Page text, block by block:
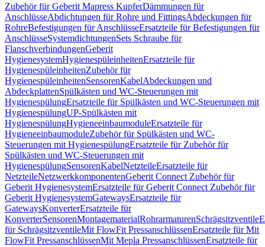
Zubehör für Geberit Mapress KupferDämmungen für
AnschlüsseAbdichtungen für Rohre und FittingsAbdeckungen für
RohreBefestigungen für AnschlüsseErsatzteile für Befestigungen für
AnschlüsseSystemdichtungenSets Schraube für
FlanschverbindungenGeberit
HygienesystemHygienespüleinheitenErsatzteile für
HygienespüleinheitenZubehör für
HygienespüleinheitenSensorenKabelAbdeckungen und
AbdeckplattenSpülkästen und WC-Steuerungen mit
HygienespülungErsatzteile für Spülkästen und WC-Steuerungen mit
HygienespülungUP-Spülkästen mit
HygienespülungHygieneeinbaumoduleErsatzteile für
HygieneeinbaumoduleZubehör für Spülkästen und WC-
Steuerungen mit HygienespülungErsatzteile für Zubehör für
Spülkästen und WC-Steuerungen mit
HygienespülungSensorenKabelNetzteileErsatzteile für
NetzteileNetzwerkkomponentenGeberit Connect Zubehör für
Geberit HygienesystemErsatzteile für Geberit Connect Zubehör für
Geberit HygienesystemGatewaysErsatzteile für
GatewaysKonverterErsatzteile für
KonverterSensorenMontagematerialRohrarmaturenSchrägsitzventile
für SchrägsitzventileMit FlowFit PressanschlüssenErsatzteile für Mit
FlowFit PressanschlüssenMit Mepla PressanschlüssenErsatzteile für